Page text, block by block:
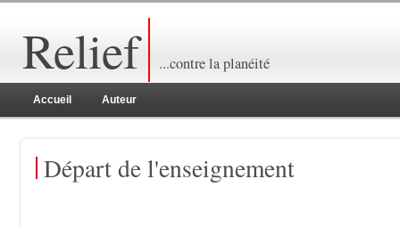
Relief ...contre la planéité
Accueil Auteur
Départ de l'enseignement